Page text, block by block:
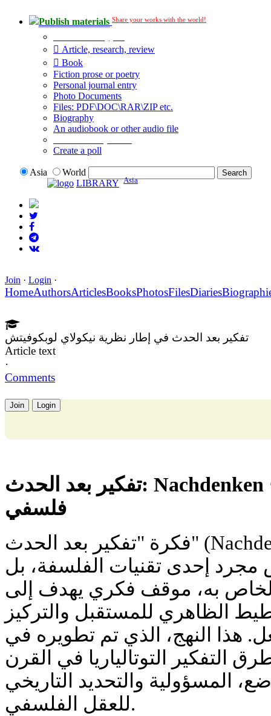
Publish materials Share your works with the world!
Article, research, review
Book
Fiction prose or poetry
Personal journal entry
Photo Documents
Files: PDF\DOC\RAR\ZIP etc.
Biography
An audiobook or other audio file
Create a poll
Asia
World
LIBRARY Asia
Join · Login ·
HomeAuthorsArticlesBooksPhotosFilesDiaries
تفكير بعد الحدث في إطار نظرية نيكولاي لوبكوفيتش
Article text
·
Comments
Join Login
تفكير بعد الحدث: Nachdenken لنيكولاي لوبكوفييتس كمنهج
فلسفي
فكرة "تفكير بعد الحدث" (Nachdenken) لنيكولاي لوبكوفييتس
تمثل ليس مجرد إحدى تقنيات الفلسفة، بل
الخاص به، موقف فكري يهدف إلى
الظاهري للمستقبل والتركيز
هذا النهج، الذي تم تطويره في
التفكير التوتالياريا في القرن
المسؤولية والتحديد التاريخي
للعقل الفلسفي.